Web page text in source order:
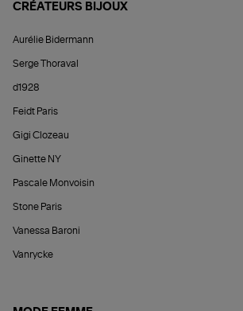
CRÉATEURS BIJOUX
Aurélie Bidermann
Serge Thoraval
d1928
Feidt Paris
Gigi Clozeau
Ginette NY
Pascale Monvoisin
Stone Paris
Vanessa Baroni
Vanrycke